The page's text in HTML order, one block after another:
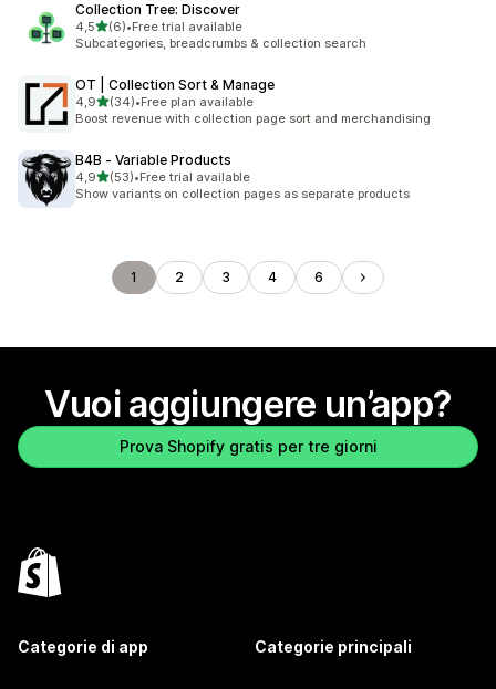
Collection Tree: Discover
4,5stelle su 5
(6)
6 recensioni totali
•Free trial available
Subcategories, breadcrumbs & collection search
OT | Collection Sort & Manage
4,9stelle su 5
(34)
34 recensioni totali
•Free plan available
Boost revenue with collection page sort and merchandising
B4B ‑ Variable Products
4,9stelle su 5
(53)
53 recensioni totali
•Free trial available
Show variants on collection pages as separate products
1 2 3 4 6
Vuoi aggiungere un’app?
Prova Shopify gratis per tre giorni
Categorie di app Categorie principali